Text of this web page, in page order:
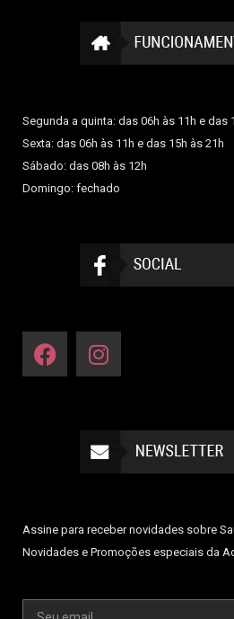
Segunda a quinta: das 06h às 11h e das
Sexta: das 06h às 11h e das 15h às 21h
Sábado: das 08h às 12h
Domingo: fechado
Assine para receber novidades sobre
Novidades e Promoções especiais da